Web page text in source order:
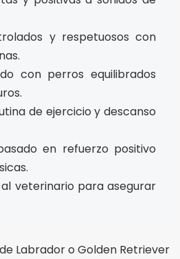
y respetuosos con
con perros equilibrados
de ejercicio y descanso
en refuerzo positivo
veterinario para asegurar
Labrador o Golden Retriever